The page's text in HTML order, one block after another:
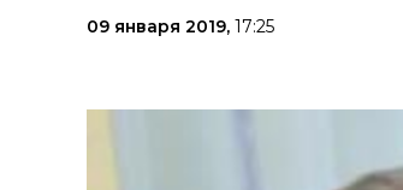
09 января 2019, 17:25